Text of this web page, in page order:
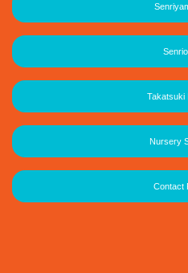
Takatsuki
Nursery
Contact